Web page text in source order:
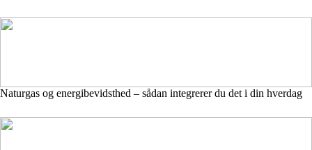
Naturgas og energibevidsthed – sådan integrerer du det i din hverdag